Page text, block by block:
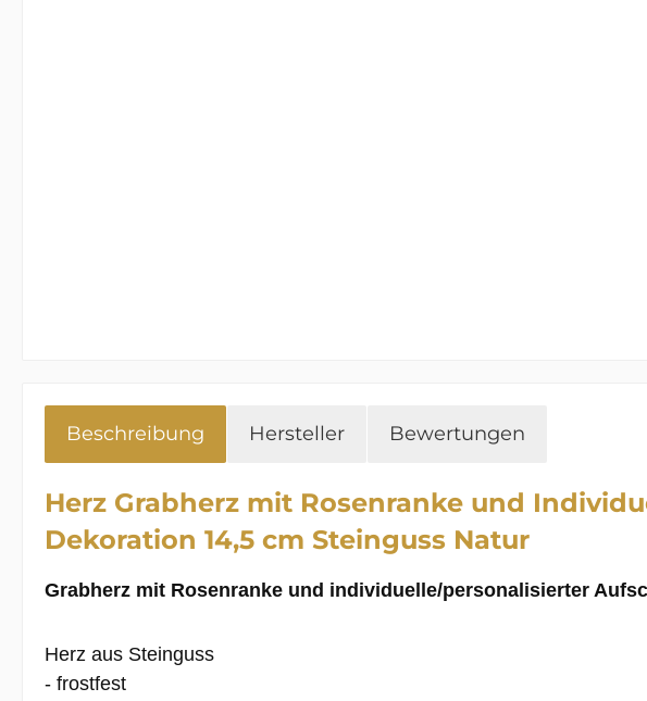
Beschreibung Hersteller Bewertungen
Herz Grabherz mit Rosenranke und
Dekoration 14,5 cm Steinguss Natur
Grabherz mit Rosenranke und individuelle/personalisierter
Herz aus Steinguss
- frostfest